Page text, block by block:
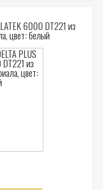
6000 DT221 из
цвет: белый